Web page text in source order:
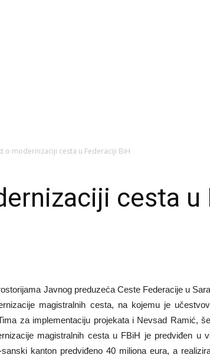
o modernizaciji cesta u Federaciji BiH
cesta u
Javnog preduzeća Ceste Federacije u
magistralnih cesta, na kojemu je
za implementaciju projekata i Nevsad Ramić,
magistralnih cesta u FBiH je predviđen u
kanton predviđeno 40 miliona eura, a